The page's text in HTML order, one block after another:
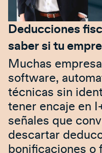
Deducciones
saber si tu
Muchas
software,
técnicas sin
tener encaje en
señales que
descartar
bonificaciones o